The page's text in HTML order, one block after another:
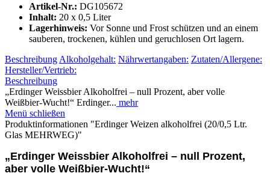
Artikel-Nr.: DG105672
Inhalt: 20 x 0,5 Liter
Lagerhinweis: Vor Sonne und Frost schützen und an einem
sauberen, trockenen, kühlen und geruchlosen Ort lagern.
Beschreibung Alkoholgehalt: Nährwertangaben: Zutaten/Allergene:
Hersteller/Vertrieb:
Beschreibung
„Erdinger Weissbier Alkoholfrei – null Prozent, aber volle
Weißbier‑Wucht!“ Erdinger... mehr
Menü schließen
Produktinformationen "Erdinger Weizen alkoholfrei (20/0,5 Ltr.
Glas MEHRWEG)"
„Erdinger Weissbier Alkoholfrei – null Prozent,
aber volle Weißbier‑Wucht!“